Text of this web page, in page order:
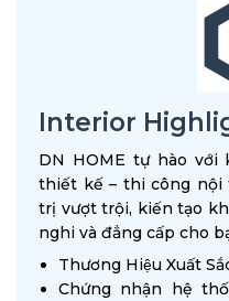
Interior
DN HOME tự hào với
thiết kế – thi công nội
trị vượt trội, kiến tạo
nghi và đẳng cấp cho
Thương Hiệu Xuất
Chứng nhận hệ